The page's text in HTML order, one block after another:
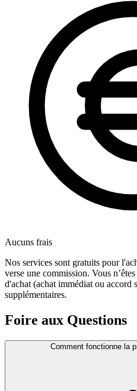
Aucuns frais
Nos services sont gratuits pour
verse une commission. Vous
d'achat (achat immédiat ou accord
supplémentaires.
Foire aux Questions
Comment fonctionne la